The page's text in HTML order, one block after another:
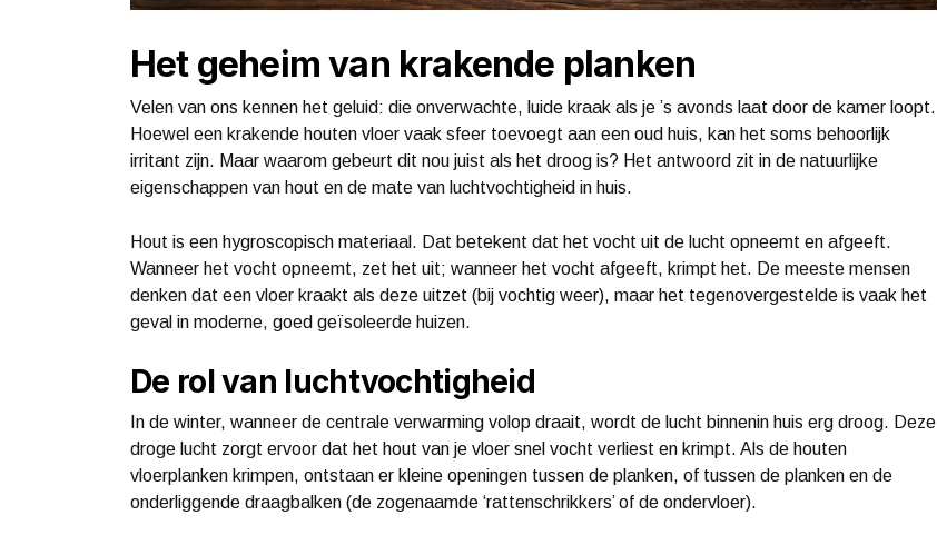
Het geheim van krakende planken
Velen van ons kennen het geluid: die onverwachte, luide kraak als je ’s avonds laat door de kamer loopt.
Hoewel een krakende houten vloer vaak sfeer toevoegt aan een oud huis, kan het soms behoorlijk
irritant zijn. Maar waarom gebeurt dit nou juist als het droog is? Het antwoord zit in de natuurlijke
eigenschappen van hout en de mate van luchtvochtigheid in huis.
Hout is een hygroscopisch materiaal. Dat betekent dat het vocht uit de lucht opneemt en afgeeft.
Wanneer het vocht opneemt, zet het uit; wanneer het vocht afgeeft, krimpt het. De meeste mensen
denken dat een vloer kraakt als deze uitzet (bij vochtig weer), maar het tegenovergestelde is vaak het
geval in moderne, goed geïsoleerde huizen.
De rol van luchtvochtigheid
In de winter, wanneer de centrale verwarming volop draait, wordt de lucht binnenin huis erg droog. Deze
droge lucht zorgt ervoor dat het hout van je vloer snel vocht verliest en krimpt. Als de houten
vloerplanken krimpen, ontstaan er kleine openingen tussen de planken, of tussen de planken en de
onderliggende draagbalken (de zogenaamde ‘rattenschrikkers’ of de ondervloer).